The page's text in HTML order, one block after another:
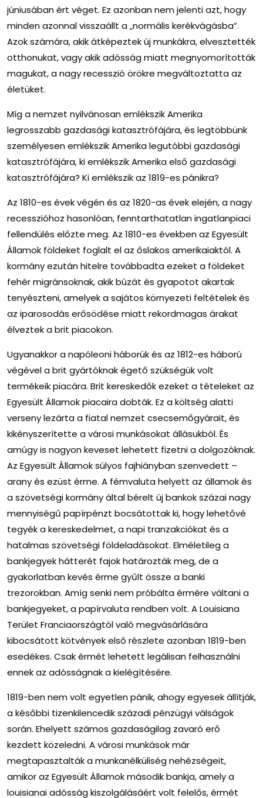
júniusában ért véget. Ez azonban nem jelenti azt, hogy
minden azonnal visszaállt a „normális kerékvágásba”.
Azok számára, akik átképeztek új munkákra, elvesztették
otthonukat, vagy akik adósság miatt megnyomorították
magukat, a nagy recesszió örökre megváltoztatta az
életüket.
Míg a nemzet nyilvánosan emlékszik Amerika
legrosszabb gazdasági katasztrófájára, és legtöbbünk
személyesen emlékszik Amerika legutóbbi gazdasági
katasztrófájára, ki emlékszik Amerika első gazdasági
katasztrófájára? Ki emlékszik az 1819-es pánikra?
Az 1810-es évek végén és az 1820-as évek elején, a nagy
recesszióhoz hasonlóan, fenntarthatatlan ingatlanpiaci
fellendülés előzte meg. Az 1810-es években az Egyesült
Államok földeket foglalt el az őslakos amerikaiaktól. A
kormány ezután hitelre továbbadta ezeket a földeket
fehér migránsoknak, akik búzát és gyapotot akartak
tenyészteni, amelyek a sajátos környezeti feltételek és
az iparosodás erősödése miatt rekordmagas árakat
élveztek a brit piacokon.
Ugyanakkor a napóleoni háborúk és az 1812-es háború
végével a brit gyártóknak égető szükségük volt
termékeik piacára. Brit kereskedők ezeket a tételeket az
Egyesült Államok piacaira dobták. Ez a költség alatti
verseny lezárta a fiatal nemzet csecsemőgyárait, és
kikényszerítette a városi munkásokat állásukból. És
amúgy is nagyon keveset lehetett fizetni a dolgozóknak.
Az Egyesült Államok súlyos fajhiányban szenvedett –
arany és ezüst érme. A fémvaluta helyett az államok és
a szövetségi kormány által bérelt új bankok százai nagy
mennyiségű papírpénzt bocsátottak ki, hogy lehetővé
tegyék a kereskedelmet, a napi tranzakciókat és a
hatalmas szövetségi földeladásokat. Elméletileg a
bankjegyek hátterét fajok határozták meg, de a
gyakorlatban kevés érme gyűlt össze a banki
trezorokban. Amíg senki nem próbálta érmére váltani a
bankjegyeket, a papírvaluta rendben volt. A Louisiana
Terület Franciaországtól való megvásárlására
kibocsátott kötvények első részlete azonban 1819-ben
esedékes. Csak érmét lehetett legálisan felhasználni
ennek az adósságnak a kielégítésére.
1819-ben nem volt egyetlen pánik, ahogy egyesek állítják,
a későbbi tizenkilencedik századi pénzügyi válságok
során. Ehelyett számos gazdaságilag zavaró erő
kezdett közeledni. A városi munkások már
megtapasztalták a munkanélküliség nehézségeit,
amikor az Egyesült Államok második bankja, amely a
louisianai adósság kiszolgálásáért volt felelős, érmét